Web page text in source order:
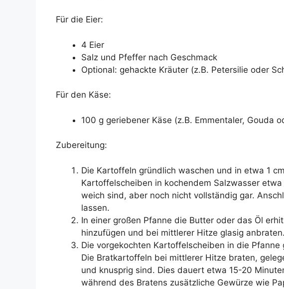
Für die Eier:
4 Eier
Salz und Pfeffer nach Geschmack
Optional: gehackte Kräuter (z.B. Petersilie oder
Für den Käse:
100 g geriebener Käse (z.B. Emmentaler, Gouda
Zubereitung:
Die Kartoffeln gründlich waschen und in etwa 1
Kartoffelscheiben in kochendem Salzwasser
weich sind, aber noch nicht vollständig gar.
lassen.
In einer großen Pfanne die Butter oder das Öl
hinzufügen und bei mittlerer Hitze glasig anbraten.
Die vorgekochten Kartoffelscheiben in die
Die Bratkartoffeln bei mittlerer Hitze braten,
und knusprig sind. Dies dauert etwa 15-20
während des Bratens zusätzliche Gewürze wie